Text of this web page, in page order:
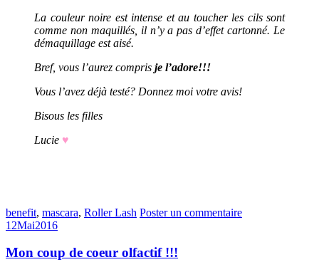
La couleur noire est intense et au toucher les cils sont
comme non maquillés, il n’y a pas d’effet cartonné. Le
démaquillage est aisé.
Bref, vous l’aurez compris je l’adore!!!
Vous l’avez déjà testé? Donnez moi votre avis!
Bisous les filles
Lucie ♥
benefit, mascara, Roller Lash Poster un commentaire
12Mai2016
Mon coup de coeur olfactif !!!